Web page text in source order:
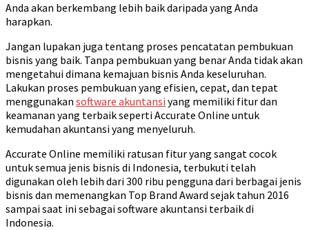
Anda akan berkembang lebih baik daripada yang Anda
harapkan.
Jangan lupakan juga tentang proses pencatatan pembukuan
bisnis yang baik. Tanpa pembukuan yang benar Anda tidak akan
mengetahui dimana kemajuan bisnis Anda keseluruhan.
Lakukan proses pembukuan yang efisien, cepat, dan tepat
menggunakan software akuntansi yang memiliki fitur dan
keamanan yang terbaik seperti Accurate Online untuk
kemudahan akuntansi yang menyeluruh.
Accurate Online memiliki ratusan fitur yang sangat cocok
untuk semua jenis bisnis di Indonesia, terbukuti telah
digunakan oleh lebih dari 300 ribu pengguna dari berbagai jenis
bisnis dan memenangkan Top Brand Award sejak tahun 2016
sampai saat ini sebagai software akuntansi terbaik di
Indonesia.